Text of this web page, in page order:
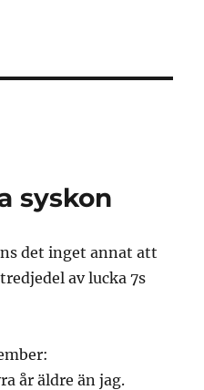
syskon
det inget annat att
av lucka 7s
år äldre än jag.